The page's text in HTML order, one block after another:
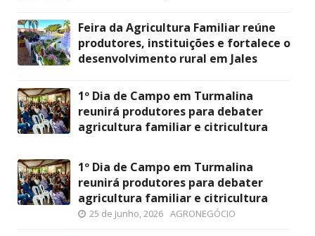
Feira da Agricultura Familiar reúne
produtores, instituições e fortalece o
desenvolvimento rural em Jales
1º Dia de Campo em Turmalina
reunirá produtores para debater
agricultura familiar e citricultura
1º Dia de Campo em Turmalina
reunirá produtores para debater
agricultura familiar e citricultura
25 de Junho, 2026 AGRONEGÓCIO